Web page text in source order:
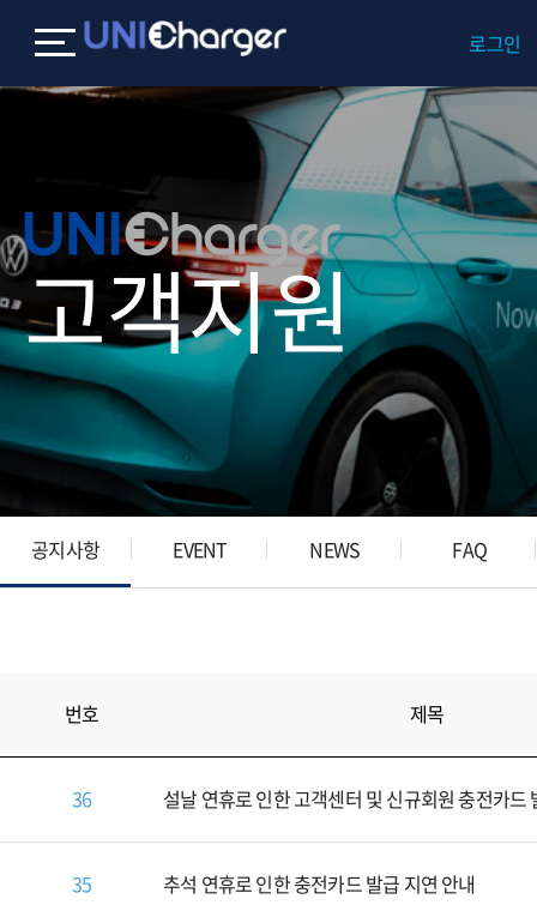
로그인
고객지원
공지사항 EVENT NEWS FAQ
번호 제목
36 설날 연휴로 인한 고객센터 및 신규회원 충전카드
35 추석 연휴로 인한 충전카드 발급 지연 안내